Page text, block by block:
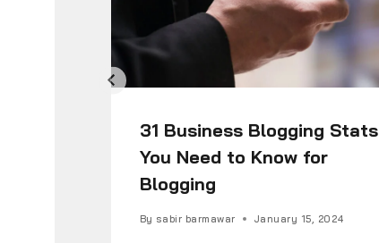
31 Business Blogging Stats
You Need to Know for
Blogging
By sabir barmawar January 15, 2024